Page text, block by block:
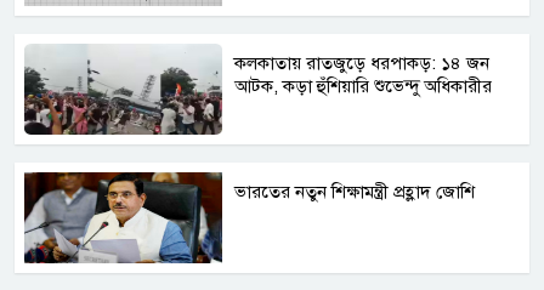
কলকাতায় রাতজুড়ে ধরপাকড়: ১৪ জন
আটক, কড়া হুঁশিয়ারি শুভেন্দু অধিকারীর
ভারতের নতুন শিক্ষামন্ত্রী প্রহ্লাদ জোশি